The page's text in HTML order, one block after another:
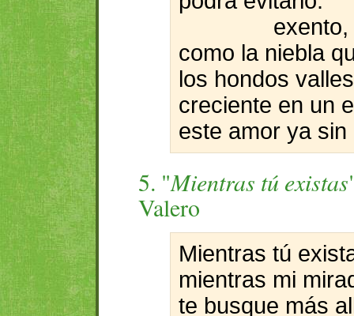
como la niebla
los hondos
creciente en un
este amor ya
5. "Mientras tú existas
Valero
Mientras tú
mientras mi
te busque más